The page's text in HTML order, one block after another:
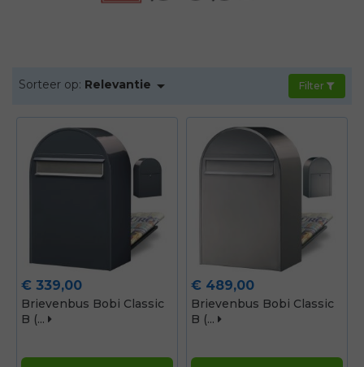
Sorteer op: Relevantie  Filter
Prijs
€ 339,00
Brievenbus Bobi Classic
B (...
Prijs
€ 489,00
Brievenbus Bobi Classic
B (...